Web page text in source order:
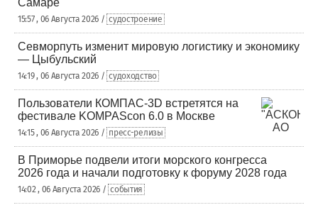
Самаре
15:57 , 06 Августа 2026 / судостроение
Севморпуть изменит мировую логистику и экономику
— Цыбульский
14:19 , 06 Августа 2026 / судоходство
Пользователи КОМПАС-3D встретятся на
фестивале KOMPAScon 6.0 в Москве
14:15 , 06 Августа 2026 / пресс-релизы
В Приморье подвели итоги морского конгресса
2026 года и начали подготовку к форуму 2028 года
14:02 , 06 Августа 2026 / события